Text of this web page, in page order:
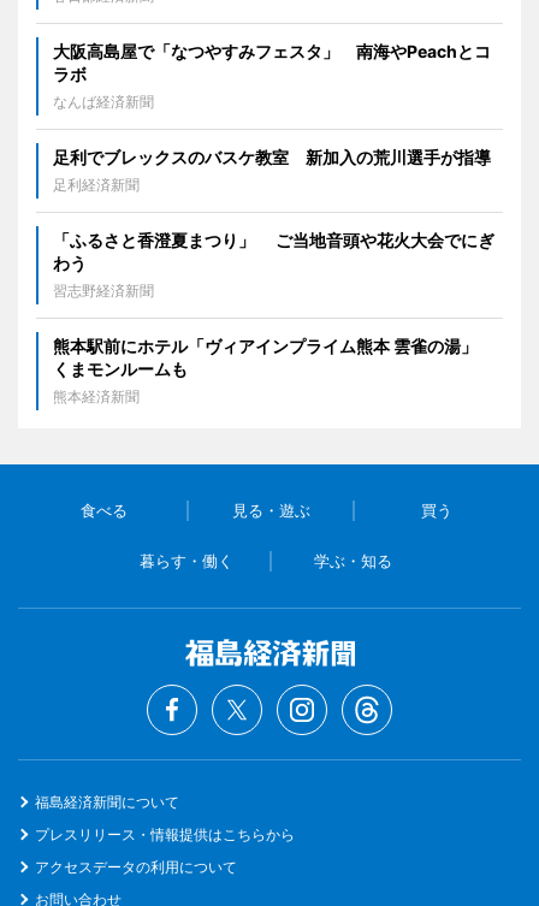
大阪高島屋で「なつやすみフェスタ」 南海やPeachとコ
ラボ
なんば経済新聞
足利でブレックスのバスケ教室 新加入の荒川選手が指導
足利経済新聞
「ふるさと香澄夏まつり」 ご当地音頭や花火大会でにぎ
わう
習志野経済新聞
熊本駅前にホテル「ヴィアインプライム熊本 雲雀の湯」
くまモンルームも
熊本経済新聞
食べる 見る・遊ぶ 買う
暮らす・働く 学ぶ・知る
福島経済新聞について
プレスリリース・情報提供はこちらから
アクセスデータの利用について
お問い合わせ